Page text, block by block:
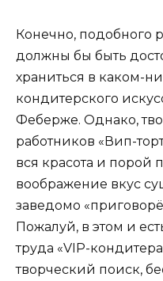
Конечно, подобного
должны бы быть
храниться в каком-
кондитерского
Феберже. Однако,
работников «Вип-
вся красота и
воображение вкус
заведомо
Пожалуй, в этом и
труда «VIP-
творческий поиск,